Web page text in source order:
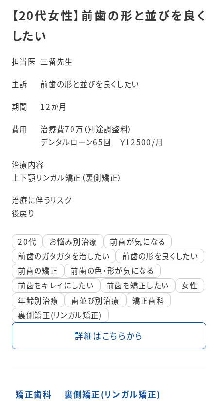
【20代女性】前歯の形と並びを良く
したい
担当医 三留先生
主訴 前歯の形と並びを良くしたい
期間 12か月
費用
治療費70万（別途調整料）
デンタルローン65回 ￥12500/月
治療内容
上下顎リンガル矯正（裏側矯正）
治療に伴うリスク
後戻り
20代 お悩み別治療
前歯が気になる
前歯のガタガタを治したい
前歯の形を良くしたい
前歯の矯正
前歯の色・形が気になる
前歯をキレイにしたい
前歯を矯正したい
女性
年齢別治療
歯並び別治療
矯正歯科
裏側矯正(リンガル矯正)
詳細はこちらから
矯正歯科 裏側矯正(リンガル矯正)